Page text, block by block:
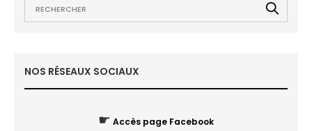
NOS RÉSEAUX SOCIAUX
☛ Accès page Facebook